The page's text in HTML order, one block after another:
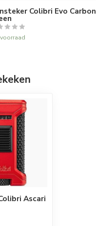
Colibri Evo Carbon
Ascari